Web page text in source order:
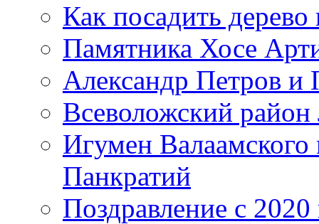
Как посадить дерево
Памятника Хосе
Александр Петров и
Всеволожский район
Игумен
Панкратий
Поздравление с 2020